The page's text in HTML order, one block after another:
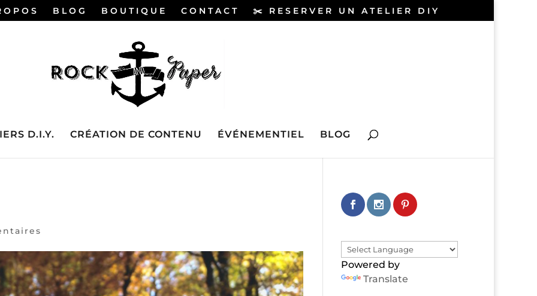
BLOG BOUTIQUE CONTACT ✂️ RESERVER UN ATELIER DIY
D.I.Y. CRÉATION DE CONTENU ÉVÉNEMENTIEL BLOG
Powered by
Translate